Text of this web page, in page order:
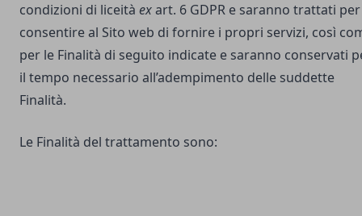
condizioni di liceità exart. 6 GDPR e saranno trattati per
consentire al Sito web di fornire i propri servizi, così
per le Finalità di seguito indicate e saranno conservati
il tempo necessario all’adempimento delle suddette
Finalità.
Le Finalità del trattamento sono: